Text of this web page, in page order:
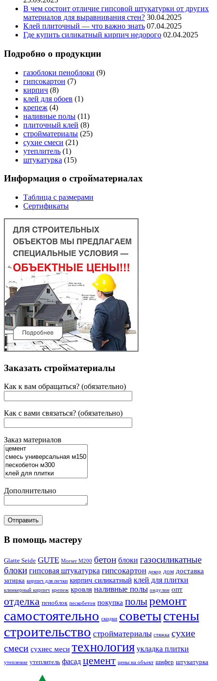
В чем состоит отличие гипсовой штукатурки от других
материалов для выравнивания стен? 30.04.2025
Клей плиточный — что важно знать 07.04.2025
Где купить силикатный кирпич недорого 02.04.2025
Подробно о продукции
газоблоки пеноблоки (9)
гипсокартон (7)
кирпич (8)
клей для обоев (1)
крепеж (4)
наливные полы (11)
плиточный клей (8)
стройматериалы (25)
сухие смеси (21)
утеплитель (1)
штукатурка (15)
Информация о стройматериалах
Таблица с размерами
Сертификаты
Заказать стройматериалы
Как к вам обращаться? (обязательно)
Как с вами связаться? (обязательно)
Заказ материалов
Дополнительно
В помощь мастеру
Glatte Seide GUTE Morser M200 бетон блоки газосиликатные
блоки гипсовая штукатурка гипсокартон декор дом доставка
затирка кирпич для печки кирпич силикатный клей для плитки
клинкерный кирпич крепеж кровля наливные полы ондулин опт
отделка пеноблок пескобетон покупка полыремонт
самостоятельно скидки советыстены
строительство стройматериалы стяжка сухие
смеси сухиес меси технология укладка плитки
утепление утеплитель фасад цемент цены на объект шифер штукатурка